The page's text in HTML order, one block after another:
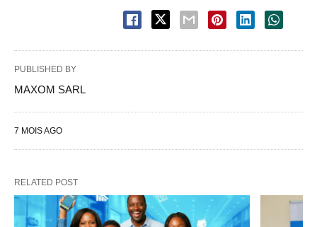
PUBLISHED BY
MAXOM SARL
7 MOIS AGO
RELATED POST